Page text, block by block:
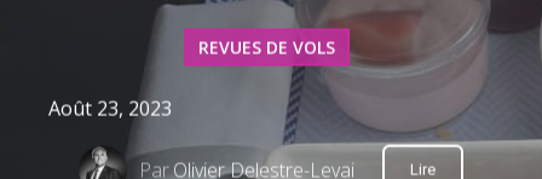
REVUES DE VOLS
Août 23, 2023
ParOlivier Delestre-Levai Lire